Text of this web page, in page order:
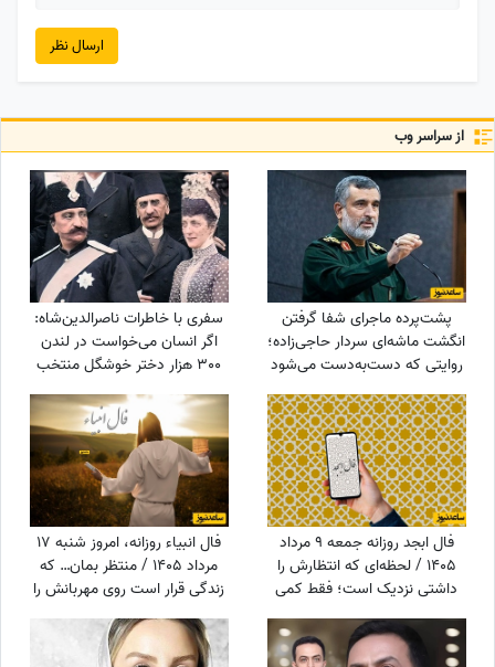
ارسال نظر
از سراسر وب
پشت‌پرده ماجرای شفا گرفتن
انگشت ماشه‌ای سردار حاجی‌زاده؛
روایتی که دست‌به‌دست می‌شود
سفری با خاطرات ناصرالدین‌شاه:
اگر انسان می‌خواست در لندن
300 هزار دختر خوشگل منتخب
می‌کرد، خیلی اوضاع غریبی بود/
خیلی خیلی تماشا کردیم
فال ابجد روزانه جمعه 9 مرداد
1405 / لحظه‌ای که انتظارش را
داشتی نزدیک است؛ فقط کمی
دیگر صبر کن تا نور زندگی‌ات را پر
کند!
فال انبیاء روزانه، امروز شنبه 17
مرداد 1405 / منتظر بمان… که
زندگی قرار است روی مهربانش را
به تو نشان دهد. خبرهای خوش،
در راه‌اند